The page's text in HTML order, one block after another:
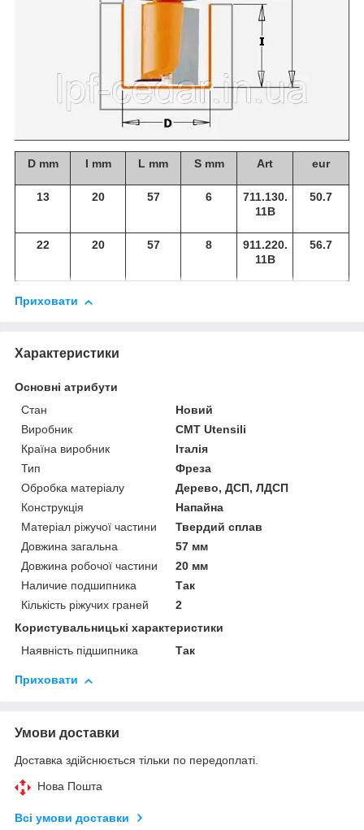
D mm I mm L mm S mm Art eur
13 20 57 6
711.130.
11B
50.7
22 20 57 8
911.220.
11B
56.7
Приховати
Характеристики
Основні атрибути
Стан
Новий
Виробник
CMT Utensili
Країна виробник
Італія
Тип
Фреза
Обробка матеріалу
Дерево, ДСП, ЛДСП
Конструкція
Напайна
Матеріал ріжучої частини
Твердий сплав
Довжина загальна
57 мм
Довжина робочої частини
20 мм
Наличие подшипника
Так
Кількість ріжучих граней
2
Користувальницькі характеристики
Наявність підшипника
Так
Приховати
Умови доставки
Доставка здійснюється тільки по передоплаті.
Нова Пошта
Всі умови доставки